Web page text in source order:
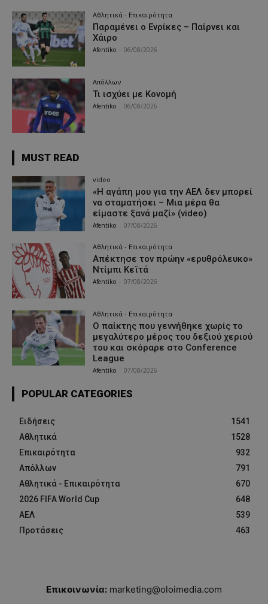
Αθλητικά - Επικαιρότητα
Παραμένει ο Ενρίκες – Παίρνει και
Χάιρο
Afentiko 06/08/2026
Απόλλων
Τι ισχύει με Κονομή
Afentiko 06/08/2026
MUST READ
video
«Η αγάπη μου για την ΑΕΛ δεν μπορεί
να σταματήσει – Μια μέρα θα
είμαστε ξανά μαζί» (video)
Afentiko 07/08/2026
Αθλητικά - Επικαιρότητα
Απέκτησε τον πρώην «ερυθρόλευκο»
Ντίμπι Κεϊτά
Afentiko 07/08/2026
Αθλητικά - Επικαιρότητα
Ο παίκτης που γεννήθηκε χωρίς το
μεγαλύτερο μέρος του δεξιού χεριού
του και σκόραρε στο Conference
League
Afentiko 07/08/2026
POPULAR CATEGORIES
Ειδήσεις
1541
Αθλητικά
1528
Επικαιρότητα
932
Απόλλων
791
Αθλητικά - Επικαιρότητα
670
2026 FIFA World Cup
648
ΑΕΛ
539
Προτάσεις
463
Επικοινωνία: marketing@oloimedia.com